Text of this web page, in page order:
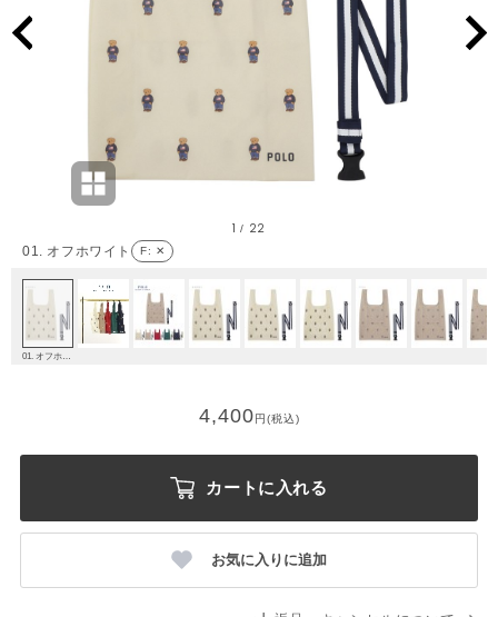
01. オフホワイト F: ✕
1 / 22
4,400円(税込)
カートに入れる
お気に入りに追加